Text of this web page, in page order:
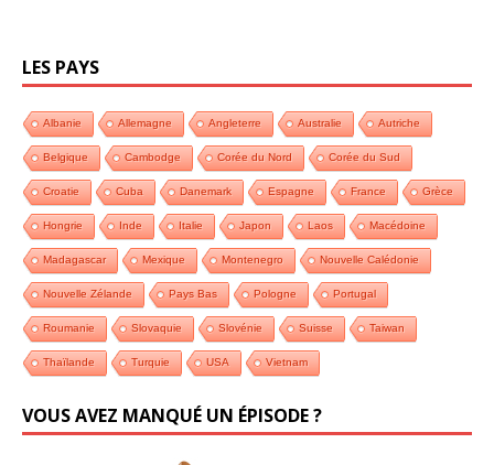
LES PAYS
Albanie Allemagne Angleterre Australie Autriche
Belgique Cambodge Corée du Nord Corée du Sud
Croatie Cuba Danemark Espagne France Grèce
Hongrie Inde Italie Japon Laos Macédoine
Madagascar Mexique Montenegro Nouvelle Calédonie
Nouvelle Zélande Pays Bas Pologne Portugal
Roumanie Slovaquie Slovénie Suisse Taiwan
Thaïlande Turquie USA Vietnam
VOUS AVEZ MANQUÉ UN ÉPISODE ?